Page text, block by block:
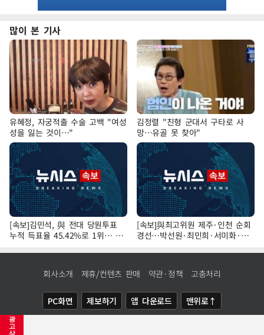
광
고
삭
많이 본 기사
유혜정, 자궁적출 수술 고백 "여성
성을 잃는 것이…"
김정렬 "친형 군대서 구타로 사
망…유골 못 찾아"
[속보]김민석, 與 전대 당원투표
누적 득표율 45.42%로 1위… 정
청래 44.56%
[속보]與최고위원 제주·인천 순회
경선…박선원·최민희·서미화·한
민수·김용 순
회사소개 제휴/컨텐츠 판매 약관·정책 고충처리
PC화면 제보하기 앱 다운로드 맨위로↑